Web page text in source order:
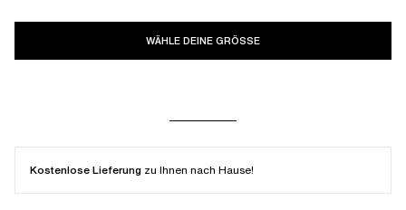
WÄHLE DEINE GRÖSSE
Kostenlose Lieferung zu Ihnen nach Hause!